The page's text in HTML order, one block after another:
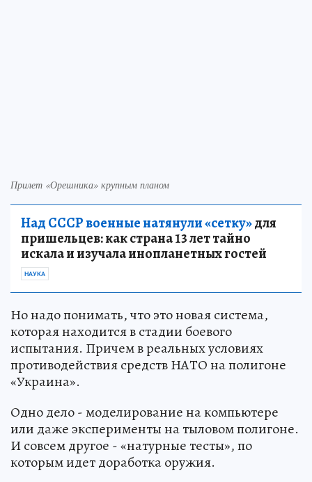
Прилет «Орешника» крупным планом
Над СССР военные натянули «сетку»для
пришельцев: как страна 13 лет тайно
искала и изучала инопланетных гостей
НАУКА
Но надо понимать, что это новая система,
которая находится в стадии боевого
испытания. Причем в реальных условиях
противодействия средств НАТО на полигоне
«Украина».
Одно дело - моделирование на компьютере
или даже эксперименты на тыловом полигоне.
И совсем другое - «натурные тесты», по
которым идет доработка оружия.